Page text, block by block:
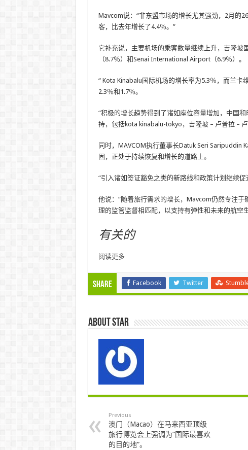
Mavcom说：“非东盟市场的增长尤其强劲，2月的
客，比去年增长了4.4％。”
它补充说，主要机场的乘客数量继续上升，吉隆坡
（8.7％）和Senai International Airport（6.9％）。
“ Kota Kinabalu国际机场的增长率为5.3％，而兰
2.3％和1.7％。
“积极的增长趋势得到了诸如座位容量增加，中国
持，包括kota kinabalu-tokyo，吉隆坡 – 卢普拉 –
同时，MAVCOM执行董事长Datuk Seri Saripuddin
固，正处于持续恢复和增长的道路上。
“引入诸如签证豁免之类的新路线和政策计划继续促
他说：“随着旅行需求的增长，Mavcom仍然专注
理的监管监督相匹配，以支持有弹性和未来的航空
有关的
阅读更多
Share Facebook Twitter
About star
Previous
澳门（Macao）在马来西亚顶级
旅行博览会上强调为“国际最喜欢
的目的地”。